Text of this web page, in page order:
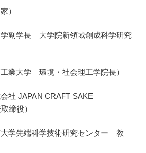
）
副学長 大学院新領域創成科学研究
業大学 環境・社会理工学院長）
社 JAPAN CRAFT SAKE
締役）
学先端科学技術研究センター 教